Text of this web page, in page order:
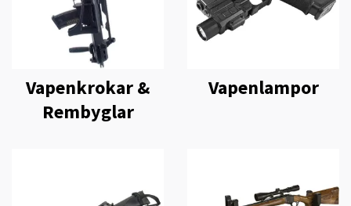
Vapenkrokar &
Rembyglar
Vapenlampor